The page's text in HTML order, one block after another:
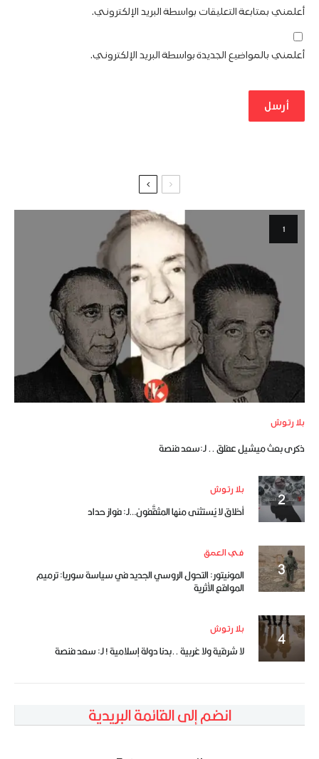
أعلمني بمتابعة التعليقات بواسطة البريد الإلكتروني.
أعلمني بالمواضيع الجديدة بواسطة البريد الإلكتروني.
بلا رتوش
ذكرى بعث ميشيل عفلق .. لـ:سعد فنصة
بلا رتوش
أخلاق لا يُستثنى منها المثقَّفون…لـ: فواز حداد
في العمق
المونيتور: التحول الروسي الجديد في سياسة سوريا: ترميم
المواقع الأثرية
بلا رتوش
لا شرقية ولا غربية ..بدنا دولة إسلامية ! لـ: سعد فنصة
انضم إلى القائمة البريدية